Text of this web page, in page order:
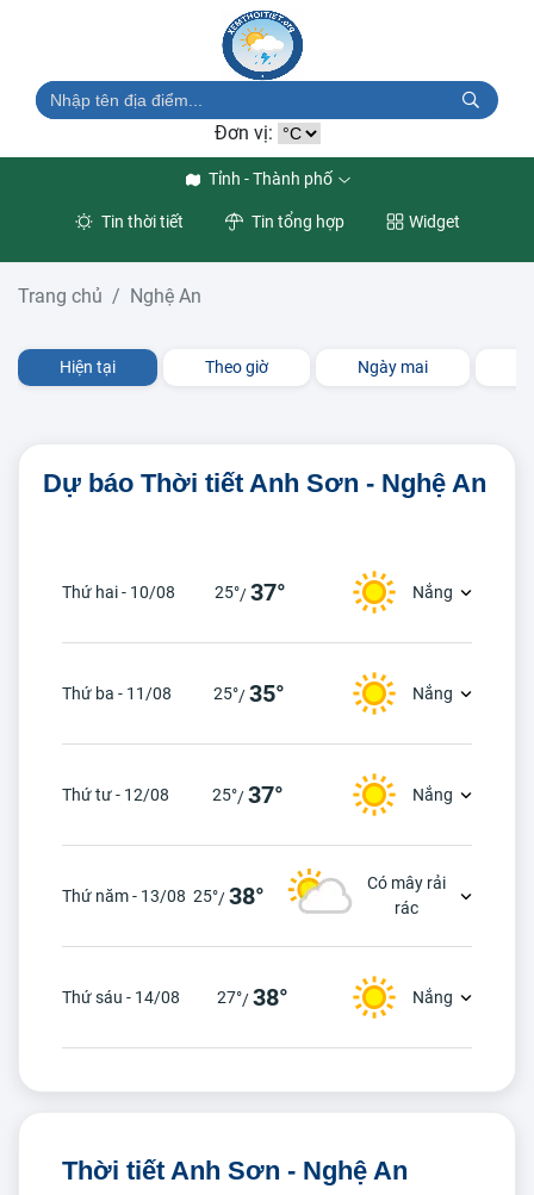
Đơn vị:
Tỉnh - Thành phố
Tin thời tiết Tin tổng hợp Widget
Trang chủ Nghệ An
Hiện tại Theo giờ Ngày mai
Dự báo Thời tiết Anh Sơn - Nghệ An
Thứ hai - 10/08 25°/37° Nắng
Thứ ba - 11/08 25°/35° Nắng
Thứ tư - 12/08 25°/37° Nắng
Thứ năm - 13/08 25°/38°
Có mây rải
rác
Thứ sáu - 14/08 27°/38° Nắng
Thời tiết Anh Sơn - Nghệ An